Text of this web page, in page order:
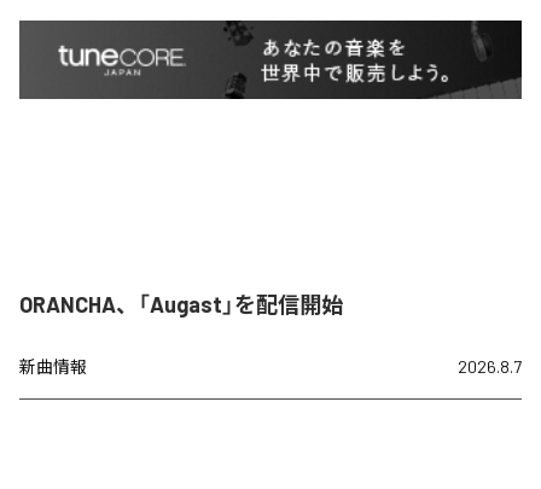
ORANCHA、「Augast」を配信開始
新曲情報 2026.8.7